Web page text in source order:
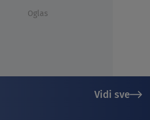
Oglas
Vidi sve